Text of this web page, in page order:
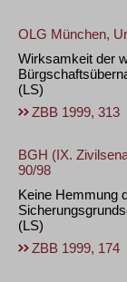
OLG München,
Wirksamkeit der
(LS)
ZBB 1999, 313
BGH (IX.
90/98
Keine Hemmung
(LS)
ZBB 1999, 174